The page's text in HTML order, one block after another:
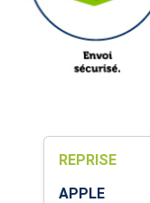
REPRISE
APPLE